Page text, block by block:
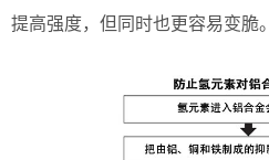
提高强度，但同时也更容易变脆。